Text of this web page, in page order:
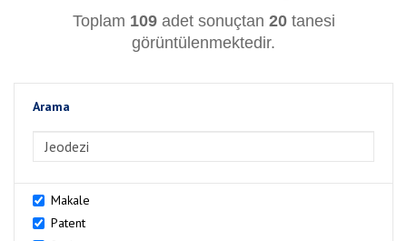
Toplam 109adet sonuçtan 20tanesi
görüntülenmektedir.
Arama
Makale
Patent